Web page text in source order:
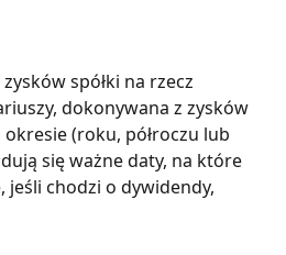
spółki na rzecz
dokonywana z zysków
(roku, półroczu lub
się ważne daty, na które
jeśli chodzi o dywidendy,